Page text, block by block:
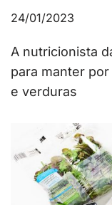
24/01/2023
A nutricionista
para manter
e verduras